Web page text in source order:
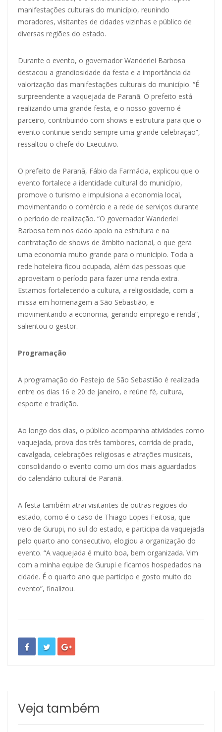
manifestações culturais do município, reunindo
moradores, visitantes de cidades vizinhas e público de
diversas regiões do estado.
Durante o evento, o governador Wanderlei Barbosa
destacou a grandiosidade da festa e a importância da
valorização das manifestações culturais do município. “É
surpreendente a vaquejada de Paranã. O prefeito está
realizando uma grande festa, e o nosso governo é
parceiro, contribuindo com shows e estrutura para que o
evento continue sendo sempre uma grande celebração”,
ressaltou o chefe do Executivo.
O prefeito de Paranã, Fábio da Farmácia, explicou que o
evento fortalece a identidade cultural do município,
promove o turismo e impulsiona a economia local,
movimentando o comércio e a rede de serviços durante
o período de realização. “O governador Wanderlei
Barbosa tem nos dado apoio na estrutura e na
contratação de shows de âmbito nacional, o que gera
uma economia muito grande para o município. Toda a
rede hoteleira ficou ocupada, além das pessoas que
aproveitam o período para fazer uma renda extra.
Estamos fortalecendo a cultura, a religiosidade, com a
missa em homenagem a São Sebastião, e
movimentando a economia, gerando emprego e renda”,
salientou o gestor.
Programação
A programação do Festejo de São Sebastião é realizada
entre os dias 16 e 20 de janeiro, e reúne fé, cultura,
esporte e tradição.
Ao longo dos dias, o público acompanha atividades como
vaquejada, prova dos três tambores, corrida de prado,
cavalgada, celebrações religiosas e atrações musicais,
consolidando o evento como um dos mais aguardados
do calendário cultural de Paranã.
A festa também atrai visitantes de outras regiões do
estado, como é o caso de Thiago Lopes Feitosa, que
veio de Gurupi, no sul do estado, e participa da vaquejada
pelo quarto ano consecutivo, elogiou a organização do
evento. “A vaquejada é muito boa, bem organizada. Vim
com a minha equipe de Gurupi e ficamos hospedados na
cidade. É o quarto ano que participo e gosto muito do
evento”, finalizou.
Veja também